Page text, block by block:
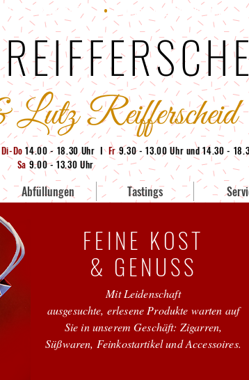
(0) 228 95380-71 •E-Mail: info@whisky-bonn.de
Di-Do 14.00 - 18.30 Uhr IFr9.30 - 13.00 Uhr und 14.30 -
Sa 9.00 - 13.30 Uhr
Abfüllungen Tastings
FEINE KOST
& GENUSS
Mit Leidenschaft
ausgesuchte, erlesene Produkte warten auf
Sie in unserem Geschäft: Zigarren,
Süßwaren, Feinkostartikel und Accessoires.